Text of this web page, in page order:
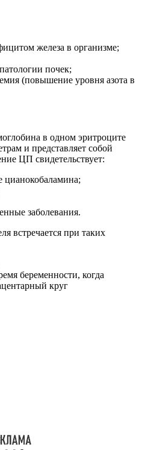
железа в организме;
почек;
(повышение уровня азота в
в одном эритроците
и представляет собой
ЦП свидетельствует:
цианокобаламина;
заболевания.
встречается при таких
беременности, когда
круг